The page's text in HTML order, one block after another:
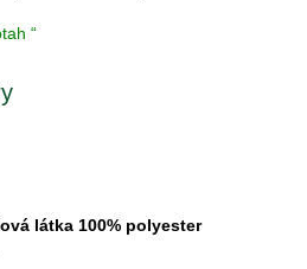
“
látka 100% polyester